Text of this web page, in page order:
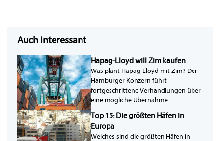
Auch interessant
Hapag-Lloyd will Zim kaufen
Was plant Hapag-Lloyd mit Zim? Der
Hamburger Konzern führt
fortgeschrittene Verhandlungen über
eine mögliche Übernahme.
Top 15: Die größten Häfen in
Europa
Welches sind die größten Häfen in